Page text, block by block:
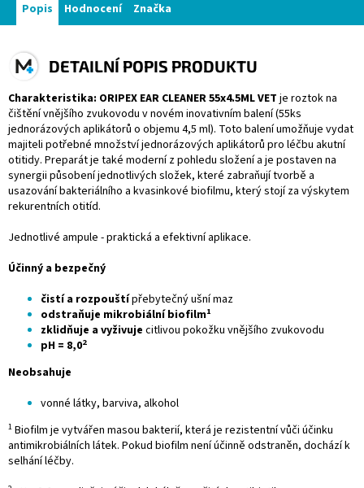
Popis Hodnocení Značka
DETAILNÍ POPIS PRODUKTU
Charakteristika: ORIPEX EAR CLEANER 55x4.5ML VET je roztok na
čištění vnějšího zvukovodu v novém inovativním balení (55ks
jednorázových aplikátorů o objemu 4,5 ml). Toto balení umožňuje vydat
majiteli potřebné množství jednorázových aplikátorů pro léčbu akutní
otitidy. Preparát je také moderní z pohledu složení a je postaven na
synergii působení jednotlivých složek, které zabraňují tvorbě a
usazování bakteriálního a kvasinkové biofilmu, který stojí za výskytem
rekurentních otitíd.
Jednotlivé ampule - praktická a efektivní aplikace.
Účinný a bezpečný
čistí a rozpouštípřebytečný ušní maz
odstraňuje mikrobiální biofilm1
zklidňuje a vyživuje citlivou pokožku vnějšího zvukovodu
pH = 8,02
Neobsahuje
vonné látky, barviva, alkohol
1 Biofilm je vytvářen masou bakterií, která je rezistentní vůči účinku
antimikrobiálních látek. Pokud biofilm není účinně odstraněn, dochází k
selhání léčby.